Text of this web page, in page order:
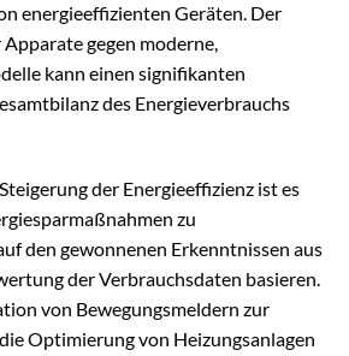
energieeffizienten Geräten. Der
gegen moderne,
kann einen signifikanten
des Energieverbrauchs
der Energieeffizienz ist es
zu
den gewonnenen Erkenntnissen aus
der Verbrauchsdaten basieren.
von Bewegungsmeldern zur
Optimierung von Heizungsanlagen